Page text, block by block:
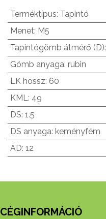
Terméktípus: Tapintó
Menet: M5
Tapintógömb átmérő (D):
Gömb anyaga: rubin
LK hossz: 60
KML: 49
DS: 1.5
DS anyaga: keményfém
AD: 12
CÉGINFORMÁCIÓ